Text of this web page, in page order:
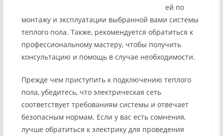
ей по
монтажу и эксплуатации выбранной вами системы
теплого пола. Также, рекомендуется обратиться к
профессиональному мастеру, чтобы получить
консультацию и помощь в случае необходимости.
Прежде чем приступить к подключению теплого
пола, убедитесь, что электрическая сеть
соответствует требованиям системы и отвечает
безопасным нормам. Если у вас есть сомнения,
лучше обратиться к электрику для проведения